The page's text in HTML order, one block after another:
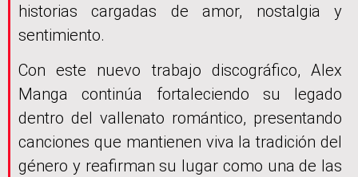
historias cargadas de amor, nostalgia y
sentimiento.
Con este nuevo trabajo discográfico, Alex
Manga continúa fortaleciendo su legado
dentro del vallenato romántico, presentando
canciones que mantienen viva la tradición del
género y reafirman su lugar como una de las